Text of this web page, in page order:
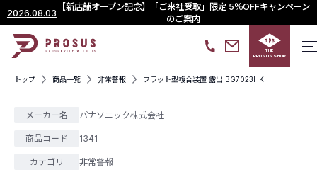
2026.08.03
【新店舗オープン記念】「ご来社受取」限定 5％OFFキャンペーン
のご案内
THE
PROSUS SHOP
トップ 商品一覧 非常警報 フラット型複合装置 露出 BG7023HK
メーカー名 パナソニック株式会社
商品コード 1341
カテゴリ 非常警報